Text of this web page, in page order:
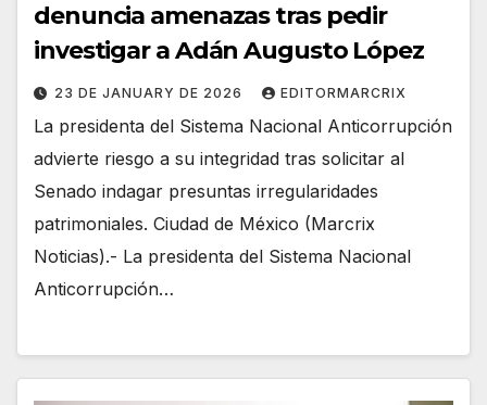
denuncia amenazas tras pedir
investigar a Adán Augusto López
23 DE JANUARY DE 2026 EDITORMARCRIX
La presidenta del Sistema Nacional Anticorrupción
advierte riesgo a su integridad tras solicitar al
Senado indagar presuntas irregularidades
patrimoniales. Ciudad de México (Marcrix
Noticias).- La presidenta del Sistema Nacional
Anticorrupción…